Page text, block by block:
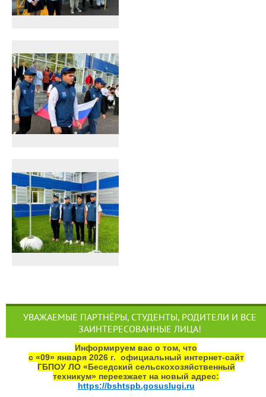
УВАЖАЕМЫЕ ПАРТНЁРЫ, СТУДЕНТЫ, РОДИТЕЛИ И ВСЕ
ЗАИНТЕРЕСОВАННЫЕ ЛИЦА!
Информируем вас о том, что
с «09» января 2026 г. официальный интернет‑сайт
ГБПОУ ЛО «Беседский сельскохозяйственный
техникум» переезжает на новый адрес:
https://bshtspb.gosuslugi.ru